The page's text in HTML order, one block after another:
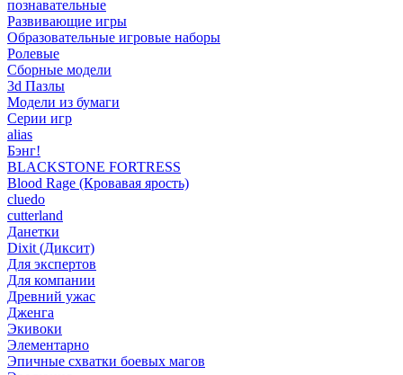
познавательные
Развивающие игры
Образовательные игровые наборы
Ролевые
Сборные модели
3d Пазлы
Модели из бумаги
Серии игр
alias
Бэнг!
BLACKSTONE FORTRESS
Blood Rage (Кровавая ярость)
cluedo
cutterland
Данетки
Dixit (Диксит)
Для экспертов
Для компании
Древний ужас
Дженга
Экивоки
Элементарно
Эпичные схватки боевых магов